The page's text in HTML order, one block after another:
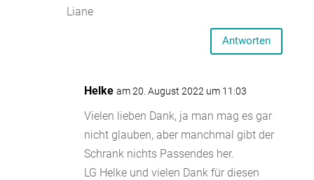
Liane
Antworten
Helke am 20. August 2022 um 11:03
Vielen lieben Dank, ja man mag es gar
nicht glauben, aber manchmal gibt der
Schrank nichts Passendes her.
LG Helke und vielen Dank für diesen